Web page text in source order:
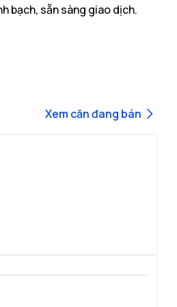
bạch, sẵn sàng giao dịch.
bao gồm 2 phòng ngủ & 2
Xem căn đang bán